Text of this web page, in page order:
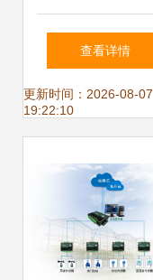
局、战略与技术
势解析
查看详情
更新时间：2026-08-07
19:22:10